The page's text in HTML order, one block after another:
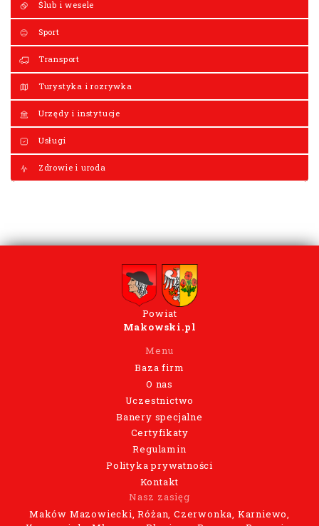
Ślub i wesele
Sport
Transport
Turystyka i rozrywka
Urzędy i instytucje
Usługi
Zdrowie i uroda
Powiat
Makowski.pl
Menu
Baza firm
O nas
Uczestnictwo
Banery specjalne
Certyfikaty
Regulamin
Polityka prywatności
Kontakt
Nasz zasięg
Maków Mazowiecki, Różan, Czerwonka, Karniewo,